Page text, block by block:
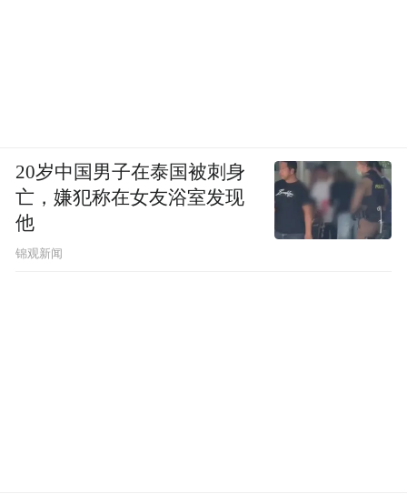
20岁中国男子在泰国被刺身
亡，嫌犯称在女友浴室发现
他
锦观新闻